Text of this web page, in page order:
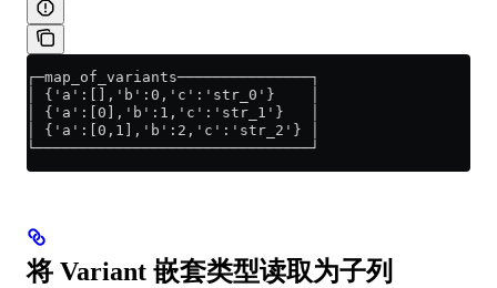
┌─map_of_variants───────────────┐
│ {'a':[],'b':0,'c':'str_0'}    │
│ {'a':[0],'b':1,'c':'str_1'}   │
│ {'a':[0,1],'b':2,'c':'str_2'} │
└───────────────────────────────┘
将 Variant 嵌套类型读取为子列